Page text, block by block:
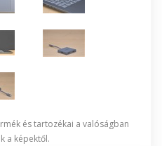
és tartozékai a valóságban
a képektől.